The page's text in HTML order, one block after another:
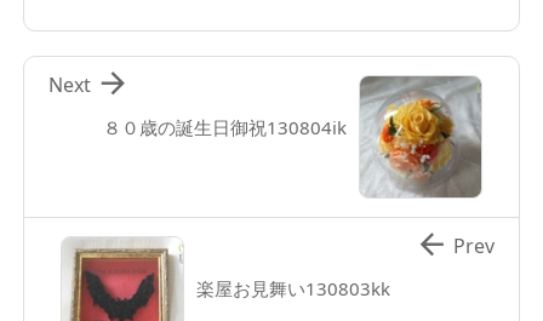
８０歳の誕生日御祝130804ik

Next
楽屋お見舞い130803kk
 Prev